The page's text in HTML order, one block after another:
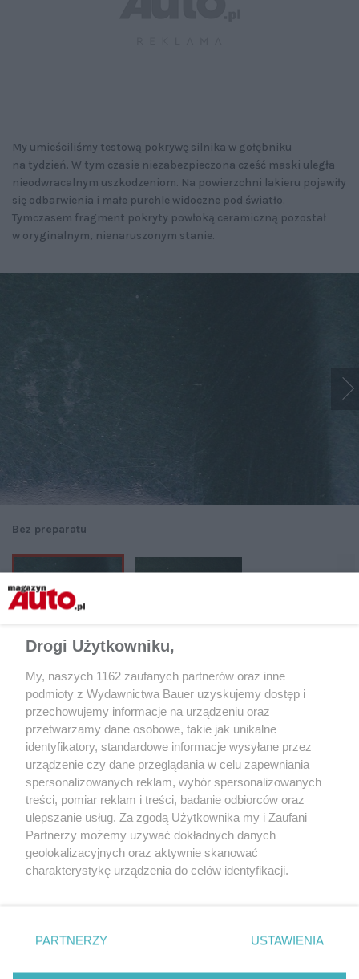
My umieściliśmy testową pokrywę silnika w gołębniku
na tydzień. W tym czasie niezabezpieczona cześć maski uległa
nieodwracalnym uszkodzeniom. Na powierzchni lakieru pojawiły
się odbarwienia i małe purchle widoczne pod światło.
Tymczasem fragment pokryty powłoką ceramiczną pozostał
w oryginalnym, nienaruszonym stanie.
Bez preparatu
przebarwienia, pod światło widoczne były mikropurchle,
powierzchnia lakieru stała się chropowata
Z powłoką:działanie ptasich odchodów przez tydzień nie
wyrządziło żadnych szkód na lakierze, po umyciu lakier miał
pierwotny połysk, a jego powierzchnia była równa
Wynik:PRÓBA ZALICZONA
Drogi Użytkowniku,
My, naszych 1162 zaufanych partnerów oraz inne
podmioty z Wydawnictwa Bauer uzyskujemy dostęp i
przechowujemy informacje na urządzeniu oraz
przetwarzamy dane osobowe, takie jak unikalne
identyfikatory, standardowe informacje wysyłane przez
urządzenie czy dane przeglądania w celu zapewniania
spersonalizowanych reklam, wybór spersonalizowanych
treści, pomiar reklam i treści, badanie odbiorców oraz
ulepszanie usług. Za zgodą Użytkownika my i Zaufani
Partnerzy możemy używać dokładnych danych
geolokalizacyjnych oraz aktywnie skanować
charakterystykę urządzenia do celów identyfikacji.
zmienić/wycofać klikając przycisk ustawień prywatności
znajdujący się w lewym dolnym rogu strony
rodzaje przetwarzania danych nie wymagają zgody
PARTNERZY USTAWIENIA